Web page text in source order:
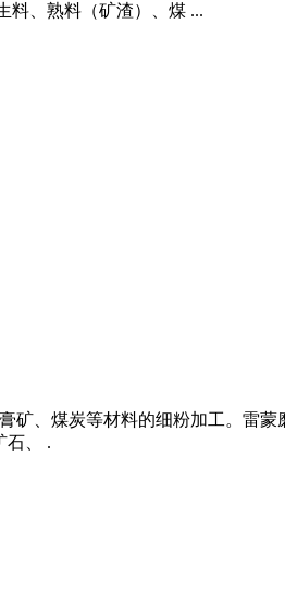
料、熟料（矿渣）、煤 ...
、煤炭等材料的细粉加工。雷
石、 .